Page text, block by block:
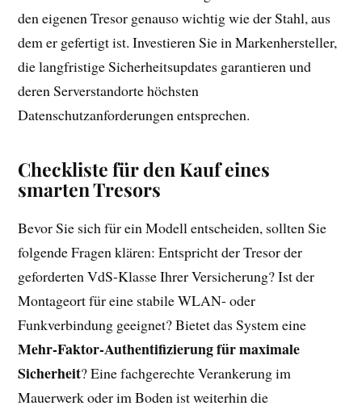
den eigenen Tresor genauso wichtig wie der Stahl, aus
dem er gefertigt ist. Investieren Sie in Markenhersteller,
die langfristige Sicherheitsupdates garantieren und
deren Serverstandorte höchsten
Datenschutzanforderungen entsprechen.
Checkliste für den Kauf eines
smarten Tresors
Bevor Sie sich für ein Modell entscheiden, sollten Sie
folgende Fragen klären: Entspricht der Tresor der
geforderten VdS-Klasse Ihrer Versicherung? Ist der
Montageort für eine stabile WLAN- oder
Funkverbindung geeignet? Bietet das System eine
Mehr-Faktor-Authentifizierung für maximale
Sicherheit? Eine fachgerechte Verankerung im
Mauerwerk oder im Boden ist weiterhin die